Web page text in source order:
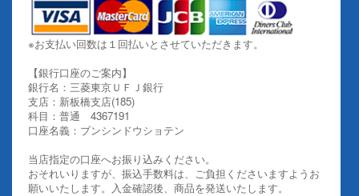
※お支払い回数は１回払いとさせていただきます。
【銀行口座のご案内】
銀行名：三菱東京ＵＦＪ銀行
支店：新板橋支店(185)
科目：普通 4367191
口座名義：ブンシンドウショテン
当店指定の口座へお振り込みください。
おそれいりますが、振込手数料は、ご負担くださいますようお
願いいたします。入金確認後、商品を発送いたします。